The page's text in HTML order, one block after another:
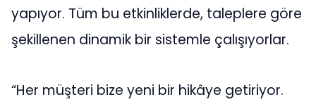
yapıyor. Tüm bu etkinliklerde, taleplere göre
şekillenen dinamik bir sistemle çalışıyorlar.
“Her müşteri bize yeni bir hikâye getiriyor.